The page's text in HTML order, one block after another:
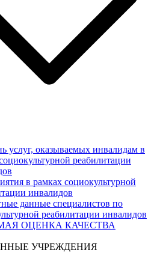
услуг, оказываемых инвалидам в
реабилитации
в рамках социокультурной
инвалидов
данные специалистов по
реабилитации инвалидов
ОЦЕНКА КАЧЕСТВА
УЧРЕЖДЕНИЯ